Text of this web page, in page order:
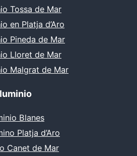
Tossa de Mar
en Platja d’Aro
Pineda de Mar
Lloret de Mar
Malgrat de Mar
Blanes
Platja d’Aro
Canet de Mar